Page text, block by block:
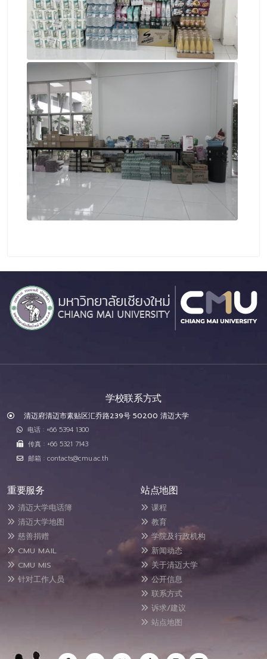
学校联系方式
清迈府清迈市素贴区汇乔路239号 50200 清迈大学
电话 : +66 5394 1300
传真 : +66 5321 7143
邮箱 : contacts@cmu.ac.th
重要服务
清迈大学电话簿
清迈大学地图
慈善捐赠
CMU MAIL
CMU MIS
针对工作人员
站点地图
课程
教育
学院及行政机构
新闻动态
关于清迈大学
公开信息
联系方式
诉求/建议
站点地图